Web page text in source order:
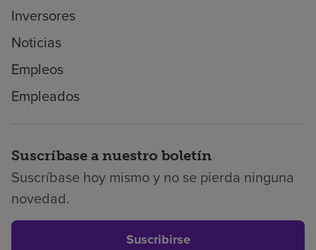
Inversores
Noticias
Empleos
Empleados
Suscríbase a nuestro boletín
Suscríbase hoy mismo y no se pierda ninguna
novedad.
Suscribirse